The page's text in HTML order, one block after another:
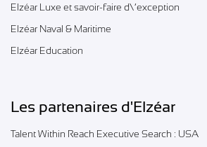
Elzéar Luxe et savoir-faire d\’exception
Elzéar Naval & Maritime
Elzéar Education
Les partenaires d'Elzéar
Talent Within Reach Executive Search : USA